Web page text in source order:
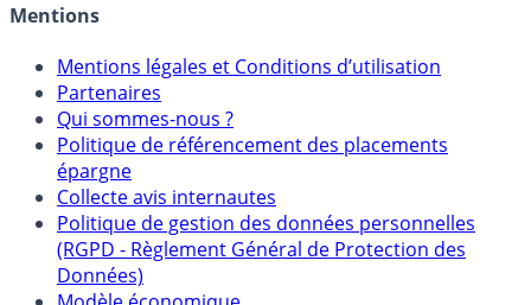
Mentions
Mentions légales et Conditions d’utilisation
Partenaires
Qui sommes-nous ?
Politique de référencement des placements
épargne
Collecte avis internautes
Politique de gestion des données personnelles
(RGPD - Règlement Général de Protection des
Données)